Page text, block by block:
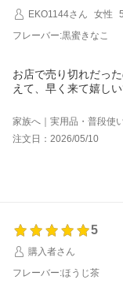
EKO1144さん
女性
フレーバー:黒蜜きなこ
お店で売り切れだっ
えて、早く来て嬉しい
家族へ｜実用品・普段使
注文日：2026/05/10
5
購入者さん
フレーバー:ほうじ茶